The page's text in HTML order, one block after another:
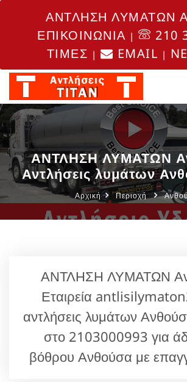
ΑΝΤΛΗΣΗ ΛΥΜΑΤΩΝ
ΕΠΙΚΟΙΝΩΝΙΑ |
210
ΤΙΜΕΣ | EMAIL |
ΑΝΤΛΗΣΗ ΛΥΜΑΤΩΝ
Αντλήσεις λυμάτων
Αρχική Περιοχή
ΑΝΤΛΗΣΗ ΛΥΜΑΤΩΝ
Εταιρεία
αντλήσεις λυμάτων
στο 2103000993 για
βόθρου Ανθούσα με